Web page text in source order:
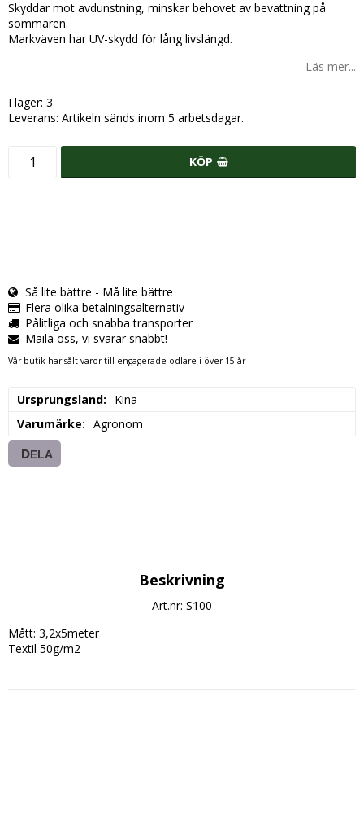
Skyddar mot avdunstning, minskar behovet av bevattning på
sommaren.
Markväven har UV-skydd för lång livslängd.
Läs mer...
I lager: 3
Leverans: Artikeln sänds inom 5 arbetsdagar.
KÖP
Så lite bättre - Må lite bättre
Flera olika betalningsalternativ
Pålitliga och snabba transporter
Maila oss, vi svarar snabbt!
Vår butik har sålt varor till engagerade odlare i över 15 år
Ursprungsland
Kina
Varumärke
Agronom
DELA
Beskrivning
Art.nr: S100
Mått: 3,2x5meter
Textil 50g/m2